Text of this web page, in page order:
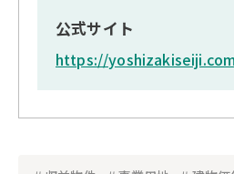
公式サイト
https://